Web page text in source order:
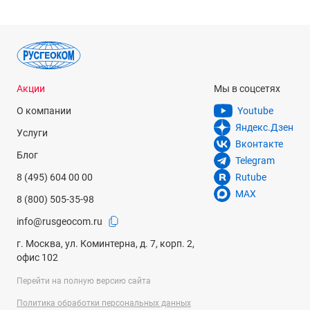
Акции
О компании
Услуги
Блог
8 (495) 604 00 00
8 (800) 505-35-98
info@rusgeocom.ru
г. Москва, ул. Коминтерна, д. 7, корп. 2,
офис 102
Мы в соцсетях
Youtube
Яндекс.Дзен
Вконтакте
Telegram
Rutube
MAX
Перейти на полную версию сайта
Политика обработки персональных данных